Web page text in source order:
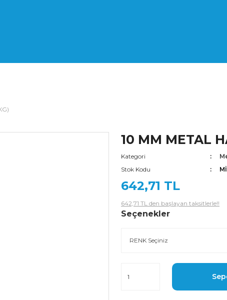
10 MM METAL
Kategori
Stok Kodu
642,71 TL
642,71 TL den başlayan taksitlerle!!
Seçenekler